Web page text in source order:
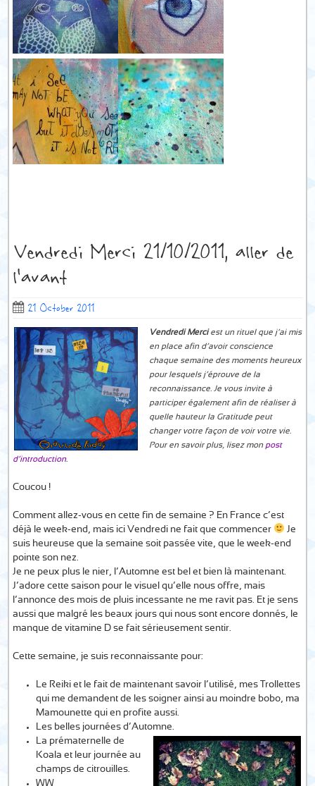
Vendredi Merci 21/10/2011, aller de
l’avant
21 October 2011
Vendredi Merciest un rituel que j’ai mis
en place afin d’avoir conscience
chaque semaine des moments heureux
pour lesquels j’éprouve de la
reconnaissance. Je vous invite à
participer également afin de réaliser à
quelle hauteur la Gratitude peut
changer votre façon de voir votre vie.
Pour en savoir plus, lisez mon post
d’introduction.
Coucou !
Comment allez-vous en cette fin de semaine ? En France c’est
déjà le week-end, mais ici Vendredi ne fait que commencer
Je
suis heureuse que la semaine soit passée vite, que le week-end
pointe son nez.
Je ne peux plus le nier, l’Automne est bel et bien là maintenant.
J’adore cette saison pour le visuel qu’elle nous offre, mais
l’annonce des mois de pluis incessante ne me ravit pas. Et je sens
aussi que malgré les beaux jours qui nous sont encore donnés, le
manque de vitamine D se fait sérieusement sentir.
Cette semaine, je suis reconnaissante pour:
Le Reiki et le fait de maintenant savoir l’utilisé, mes Trollettes
qui me demandent de les soigner ainsi au moindre bobo, ma
Mamounette qui en profite aussi.
Les belles journées d’Automne.
La prématernelle de
Koala et leur journée au
champs de citrouilles.
WW